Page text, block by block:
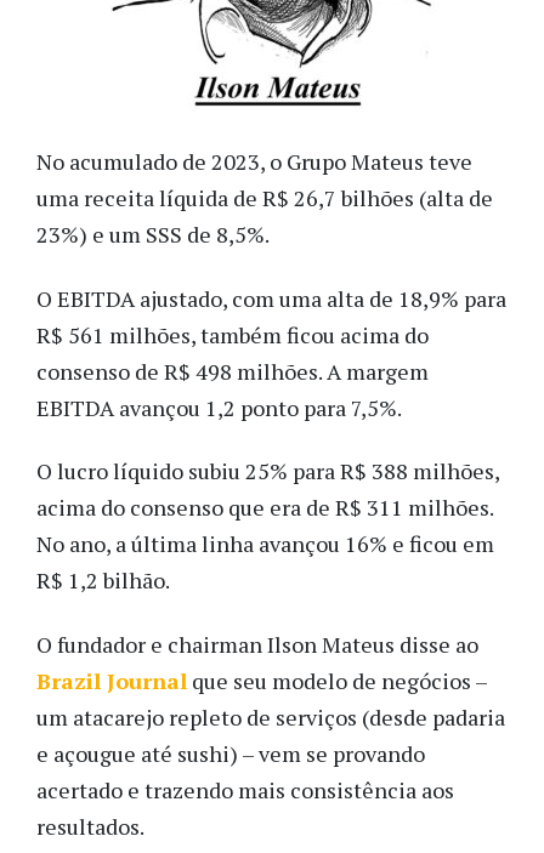
No acumulado de 2023, o Grupo Mateus teve
uma receita líquida de R$ 26,7 bilhões (alta de
23%) e um SSS de 8,5%.
O EBITDA ajustado, com uma alta de 18,9% para
R$ 561 milhões, também ficou acima do
consenso de R$ 498 milhões. A margem
EBITDA avançou 1,2 ponto para 7,5%.
O lucro líquido subiu 25% para R$ 388 milhões,
acima do consenso que era de R$ 311 milhões.
No ano, a última linha avançou 16% e ficou em
R$ 1,2 bilhão.
O fundador e chairman Ilson Mateus disse ao
Brazil Journal que seu modelo de negócios –
um atacarejo repleto de serviços (desde padaria
e açougue até sushi) – vem se provando
acertado e trazendo mais consistência aos
resultados.